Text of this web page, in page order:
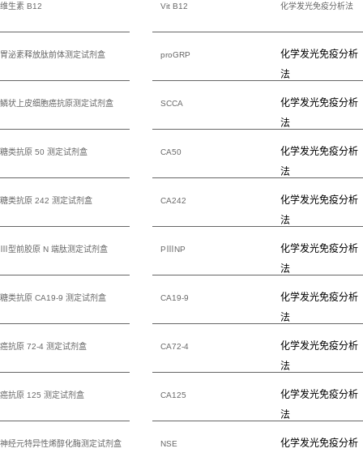
维生素 B12 Vit B12 化学发光免疫分析法
胃泌素释放肽前体测定试剂盒 proGRP
化学发光免疫分析
法
鳞状上皮细胞癌抗原测定试剂盒 SCCA
化学发光免疫分析
法
糖类抗原 50 测定试剂盒 CA50
化学发光免疫分析
法
糖类抗原 242 测定试剂盒 CA242
化学发光免疫分析
法
Ⅲ型前胶原 N 端肽测定试剂盒 PⅢNP
化学发光免疫分析
法
糖类抗原 CA19-9 测定试剂盒 CA19-9
化学发光免疫分析
法
癌抗原 72-4 测定试剂盒 CA72-4
化学发光免疫分析
法
癌抗原 125 测定试剂盒 CA125
化学发光免疫分析
法
神经元特异性烯醇化酶测定试剂盒 NSE
化学发光免疫分析